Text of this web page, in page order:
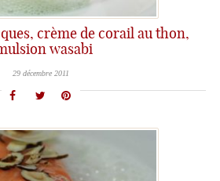
crème de corail au thon,
wasabi
29 décembre 2011